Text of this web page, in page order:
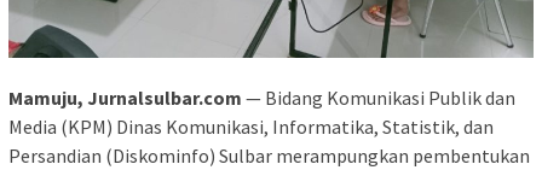
Mamuju, Jurnalsulbar.com — Bidang Komunikasi Publik dan
Media (KPM) Dinas Komunikasi, Informatika, Statistik, dan
Persandian (Diskominfo) Sulbar merampungkan pembentukan